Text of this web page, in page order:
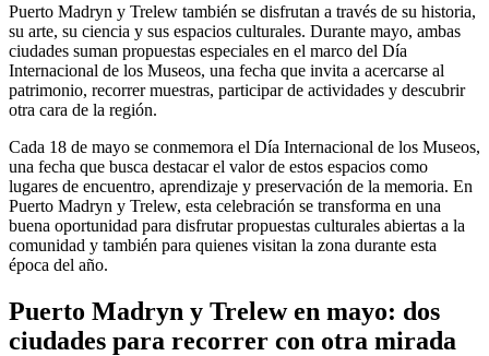
Puerto Madryn y Trelew también se disfrutan a través de su historia,
su arte, su ciencia y sus espacios culturales. Durante mayo, ambas
ciudades suman propuestas especiales en el marco del Día
Internacional de los Museos, una fecha que invita a acercarse al
patrimonio, recorrer muestras, participar de actividades y descubrir
otra cara de la región.
Cada 18 de mayo se conmemora el Día Internacional de los Museos,
una fecha que busca destacar el valor de estos espacios como
lugares de encuentro, aprendizaje y preservación de la memoria. En
Puerto Madryn y Trelew, esta celebración se transforma en una
buena oportunidad para disfrutar propuestas culturales abiertas a la
comunidad y también para quienes visitan la zona durante esta
época del año.
Puerto Madryn y Trelew en mayo: dos
ciudades para recorrer con otra mirada